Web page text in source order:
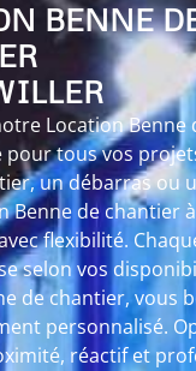
BENNE
Location Benne
pour tous vos
un débarras ou
Benne de chantier
flexibilité.
selon vos
de chantier, vous
personnalisé.
réactif et